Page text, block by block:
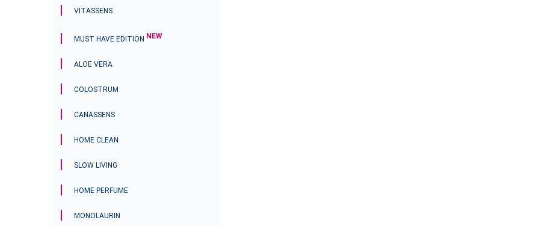
VITASSENS
MUST HAVE EDITION NEW
ALOE VERA
COLOSTRUM
CANASSENS
HOME CLEAN
SLOW LIVING
HOME PERFUME
MONOLAURIN